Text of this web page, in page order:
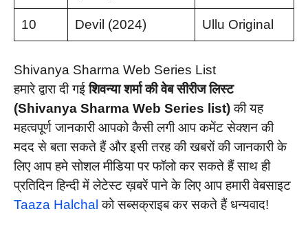
10 Devil (2024) Ullu Original
Shivanya Sharma Web Series List
हमारे द्वारा दी गईशिवन्या शर्मा की वेब सीरीज लिस्ट
(Shivanya Sharma Web Series list)की यह
महत्वपूर्ण जानकारी आपको कैसी लगी आप कमेंट सेक्शन की
मदद से बता सकते हैं और इसी तरह की खबरों की जानकारी के
लिए आप हमे सोशल मीडिया पर फॉलो कर सकते हैं साथ ही
प्रतिदिन हिन्दी में लेटेस्ट ख़बरें पाने के लिए आप हमारी वेबसाइट
Taaza Halchal को सब्सक्राइब कर सकते हैं धन्यवाद!